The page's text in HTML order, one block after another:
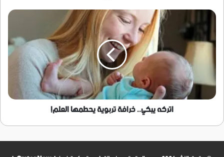
اتركه
يبكي..
خرافة
تربوية
يحطمها
العلم!
اتركه يبكي.. خرافة تربوية يحطمها العلم!